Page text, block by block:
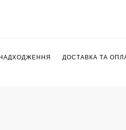
ДОСТАВКА ТА